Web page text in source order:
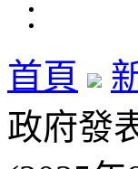
首頁
政府發